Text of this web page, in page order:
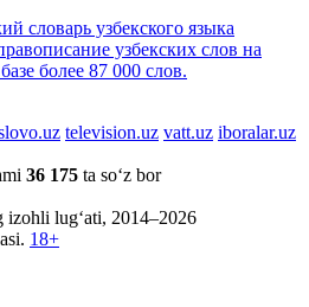
словарь узбекского языка
узбекских слов на
более 87 000 слов.
television.uz vatt.uz iboralar.uz
36 175 ta so‘z bor
lug‘ati, 2014–2026
18+